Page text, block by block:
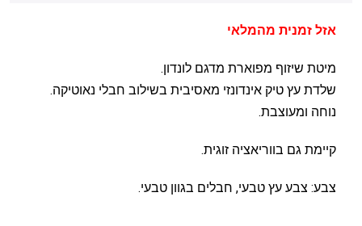
אזל זמנית מהמלאי
מיטת שיזוף מפוארת מדגם לונדון.
שלדת עץ טיק אינדונזי מאסיבית בשילוב חבלי נאוטיקה.
נוחה ומעוצבת.
קיימת גם בווריאציה זוגית.
צבע: צבע עץ טבעי, חבלים בגוון טבעי.